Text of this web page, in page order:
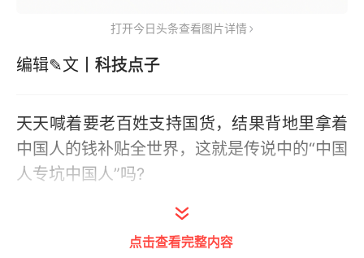
打开今日头条查看图片详情
编辑✎文 丨科技点子
天天喊着要老百姓支持国货，结果背地里拿着
中国人的钱补贴全世界，这就是传说中的“中国
人专坑中国人”吗?
国内疯狂上涨的油价让国人不堪重负，只希望
能够稍微降低那么一点就行，然而卖给国人七
点击查看完整内容